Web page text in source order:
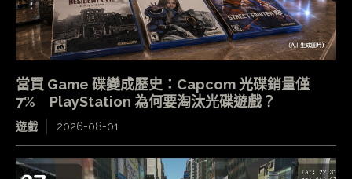
當買 Game 碟變成歷史：Capcom 光碟銷量僅
7% PlayStation 為何要淘汰光碟遊戲？
遊戲 2026-08-01